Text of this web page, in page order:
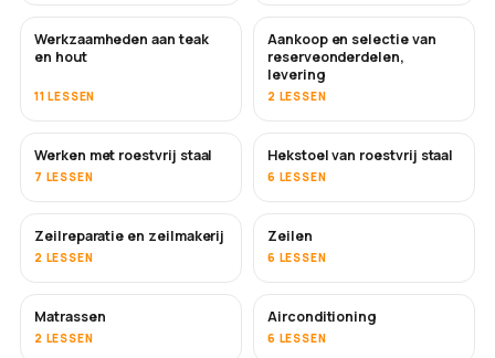
Werkzaamheden aan teak
en hout
11 LESSEN
BINNENKORT
Aankoop en selectie van
reserveonderdelen,
levering
2 LESSEN
BINNENKORT
Werken met roestvrij staal
7 LESSEN
Hekstoel van roestvrij staal
6 LESSEN
BINNENKORT
Zeilreparatie en zeilmakerij
2 LESSEN
Zeilen
6 LESSEN
Matrassen
2 LESSEN
BINNENKORT
Airconditioning
6 LESSEN